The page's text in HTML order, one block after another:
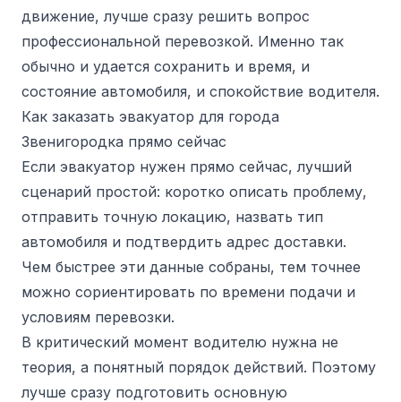
движение, лучше сразу решить вопрос
профессиональной перевозкой. Именно так
обычно и удается сохранить и время, и
состояние автомобиля, и спокойствие водителя.
Как заказать эвакуатор для города
Звенигородка прямо сейчас
Если эвакуатор нужен прямо сейчас, лучший
сценарий простой: коротко описать проблему,
отправить точную локацию, назвать тип
автомобиля и подтвердить адрес доставки.
Чем быстрее эти данные собраны, тем точнее
можно сориентировать по времени подачи и
условиям перевозки.
В критический момент водителю нужна не
теория, а понятный порядок действий. Поэтому
лучше сразу подготовить основную